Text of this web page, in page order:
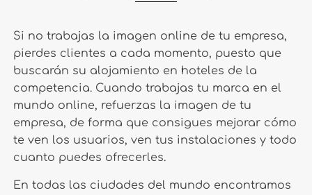
Si no trabajas la imagen online de tu empresa,
pierdes clientes a cada momento, puesto que
buscarán su alojamiento en hoteles de la
competencia. Cuando trabajas tu marca en el
mundo online, refuerzas la imagen de tu
empresa, de forma que consigues mejorar cómo
te ven los usuarios, ven tus instalaciones y todo
cuanto puedes ofrecerles.
En todas las ciudades del mundo encontramos